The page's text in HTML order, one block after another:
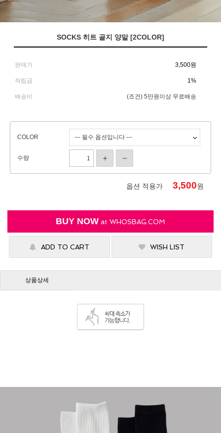
SOCKS 히트 골지 양말 [2COLOR]
판매가 3,500원
적립금 1%
배송비 (조건) 5만원이상 무료배송
COLOR
수량
옵션 적용가 3,500원
BUY NOW at WHOSBAG.COM
ADD TO CART WISH LIST
상품상세